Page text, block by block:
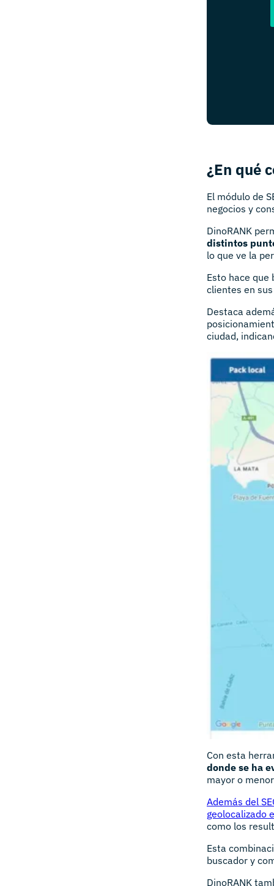
¿En qué
El módulo de
negocios y
DinoRANK
distintos
lo que ve la
Esto hace
clientes en
Destaca
ciudad,
Con esta
donde se ha
mayor o
Además del
geolocalizado
como los
Esta
buscador y
DinoRANK